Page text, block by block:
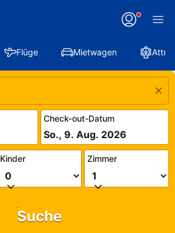
Flüge Mietwagen
Check-out-Datum
So., 9. Aug. 2026
Kinder Zimmer
Suche